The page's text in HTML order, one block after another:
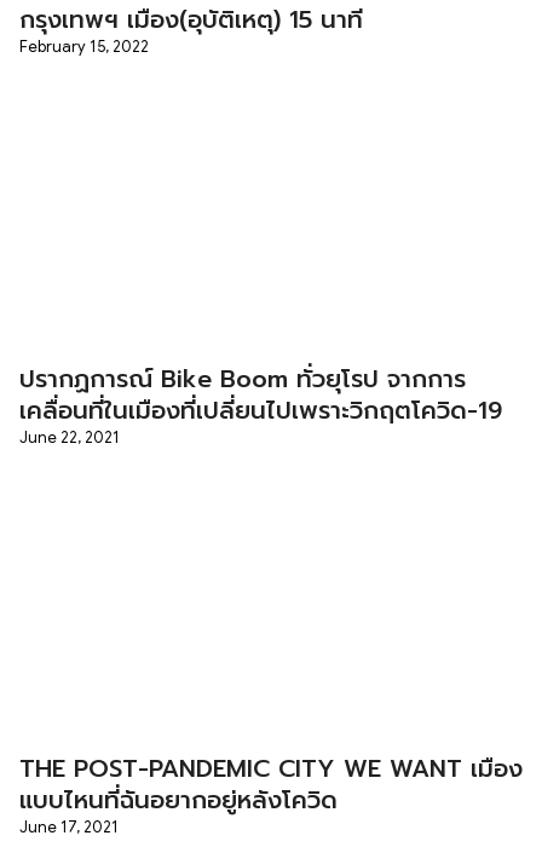
กรุงเทพฯ เมือง(อุบัติเหตุ) 15 นาที
February 15, 2022
ปรากฏการณ์ Bike Boom ทั่วยุโรป จากการ
เคลื่อนที่ในเมืองที่เปลี่ยนไปเพราะวิกฤตโควิด-19
June 22, 2021
THE POST-PANDEMIC CITY WE WANT เมือง
แบบไหนที่ฉันอยากอยู่หลังโควิด
June 17, 2021